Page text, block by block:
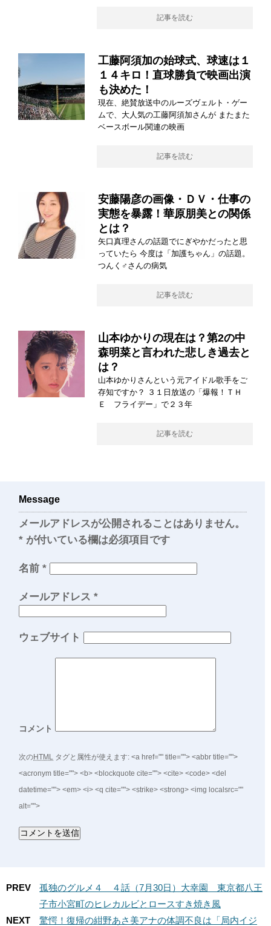
記事を読む
工藤阿須加の始球式、球速は１
１４キロ！直球勝負で映画出演
も決めた！
現在、絶賛放送中のルーズヴェルト・ゲー
ムで、大人気の工藤阿須加さんが またまた
ベースボール関連の映画
記事を読む
安藤陽彦の画像・ＤＶ・仕事の
実態を暴露！華原朋美との関係
とは？
矢口真理さんの話題でにぎやかだったと思
っていたら 今度は「加護ちゃん」の話題。
つんく♂さんの病気
記事を読む
山本ゆかりの現在は？第2の中
森明菜と言われた悲しき過去と
は？
山本ゆかりさんという元アイドル歌手をご
存知ですか？ ３１日放送の「爆報！ＴＨ
Ｅ フライデー」で２３年
記事を読む
Message
メールアドレスが公開されることはありません。
* が付いている欄は必須項目です
名前 *
メールアドレス *
ウェブサイト
コメント
次のHTML タグと属性が使えます: <a href="" title=""> <abbr title="">
<acronym title=""> <b> <blockquote cite=""> <cite> <code> <del
datetime=""> <em> <i> <q cite=""> <strike> <strong> <img localsrc=""
alt="">
PREV
孤独のグルメ４ ４話（7月30日）大幸園 東京都八王
子市小宮町のヒレカルビとロースすき焼き風
NEXT
驚愕！復帰の紺野あさ美アナの体調不良は「局内イジ